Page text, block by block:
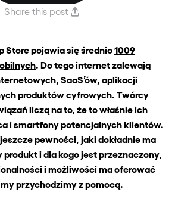
Share this post
Store pojawia się średnio1009
. Do tego internet zalewają
SaaS’ów, aplikacji
produktów cyfrowych. Twórcy
liczą na to, że to właśnie ich
i smartfony potencjalnych klientów.
pewności, jaki dokładnie ma
i dla kogo jest przeznaczony,
i możliwości ma oferować
przychodzimy z pomocą.